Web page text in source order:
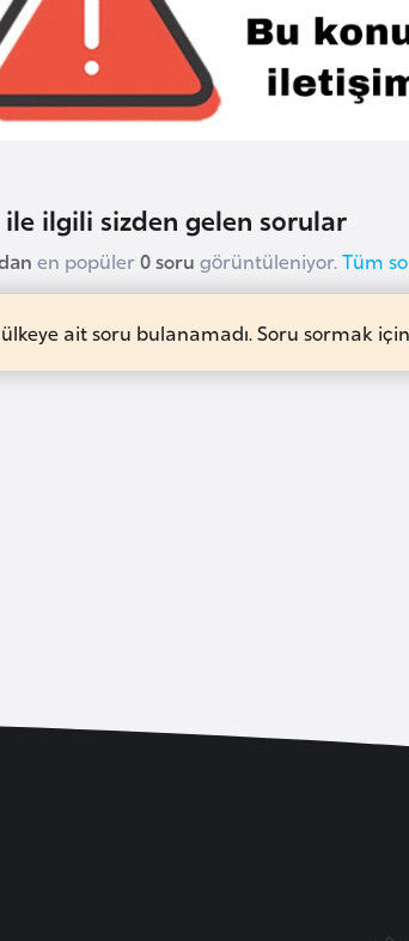
ile ilgili sizden gelen sorular
en popüler0 soru görüntüleniyor. Tüm
ait soru bulanamadı. Soru sormak için